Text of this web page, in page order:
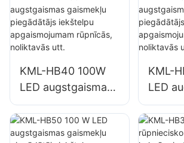
apgaismojumam
LED
KML-HB40 100W
LED augstgaismas
gaismekļu
piegādātājs
iekštelpu
KML-
LED